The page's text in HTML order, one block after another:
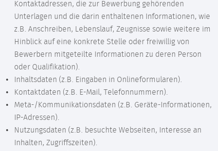
Kontaktadressen, die zur Bewerbung gehörenden
Unterlagen und die darin enthaltenen Informationen, wie
z.B. Anschreiben, Lebenslauf, Zeugnisse sowie weitere im
Hinblick auf eine konkrete Stelle oder freiwillig von
Bewerbern mitgeteilte Informationen zu deren Person
oder Qualifikation).
Inhaltsdaten (z.B. Eingaben in Onlineformularen).
Kontaktdaten (z.B. E-Mail, Telefonnummern).
Meta-/Kommunikationsdaten (z.B. Geräte-Informationen,
IP-Adressen).
Nutzungsdaten (z.B. besuchte Webseiten, Interesse an
Inhalten, Zugriffszeiten).